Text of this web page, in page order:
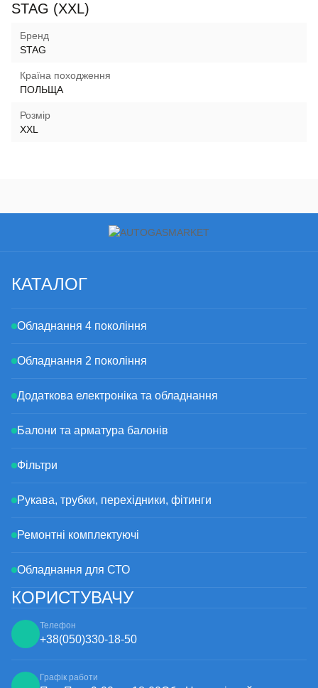
STAG (XXL)
Бренд
STAG
Країна походження
ПОЛЬЩА
Розмір
XXL
КАТАЛОГ
Обладнання 4 покоління
Обладнання 2 покоління
Додаткова електроніка та обладнання
Балони та арматура балонів
Фільтри
Рукава, трубки, перехідники, фітинги
Ремонтні комплектуючі
Обладнання для СТО
КОРИСТУВАЧУ
Телефон
+38(050)330-18-50
Графік работи